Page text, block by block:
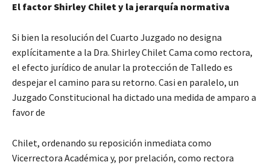
El factor Shirley Chilet y la jerarquía normativa
Si bien la resolución del Cuarto Juzgado no designa
explícitamente a la Dra. Shirley Chilet Cama como rectora,
el efecto jurídico de anular la protección de Talledo es
despejar el camino para su retorno. Casi en paralelo, un
Juzgado Constitucional ha dictado una medida de amparo a
favor de
Chilet, ordenando su reposición inmediata como
Vicerrectora Académica y, por prelación, como rectora